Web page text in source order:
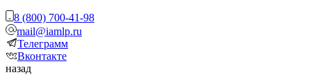
8 (800) 700-41-98
mail@iamlp.ru
Телеграмм
Вконтакте
назад